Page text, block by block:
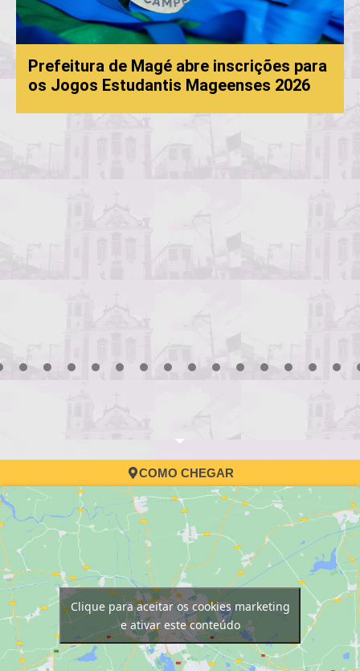
Prefeitura de Magé abre inscrições para
os Jogos Estudantis Mageenses 2026
COMO CHEGAR
Clique para aceitar os cookies marketing
e ativar este conteúdo